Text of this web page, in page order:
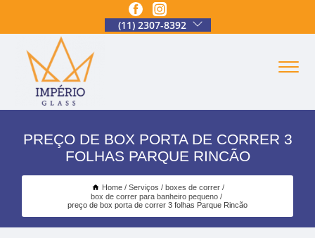
(11) 2307-8392
PREÇO DE BOX PORTA DE CORRER 3
FOLHAS PARQUE RINCÃO
Home Serviços
boxes de correr
box de correr para banheiro pequeno
preço de box porta de correr 3 folhas Parque Rincão